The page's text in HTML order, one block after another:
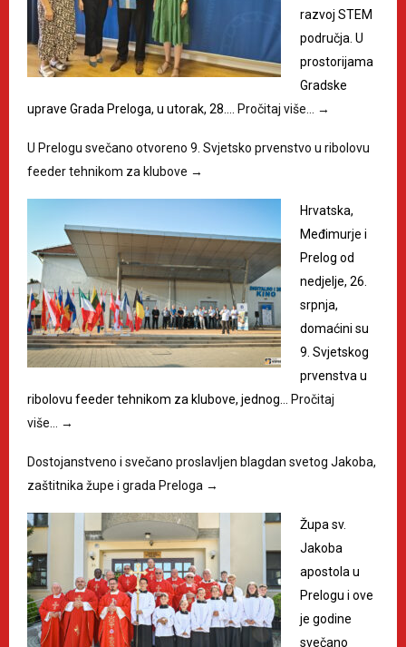
razvoj STEM
područja. U
prostorijama
Gradske
uprave Grada Preloga, u utorak, 28.… Pročitaj više… →
U Prelogu svečano otvoreno 9. Svjetsko prvenstvo u ribolovu
feeder tehnikom za klubove →
Hrvatska,
Međimurje i
Prelog od
nedjelje, 26.
srpnja,
domaćini su
9. Svjetskog
prvenstva u
ribolovu feeder tehnikom za klubove, jednog… Pročitaj
više… →
Dostojanstveno i svečano proslavljen blagdan svetog Jakoba,
zaštitnika župe i grada Preloga →
Župa sv.
Jakoba
apostola u
Prelogu i ove
je godine
svečano